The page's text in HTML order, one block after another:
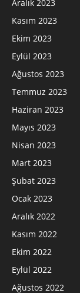
Aralık 2023
Kasım 2023
Ekim 2023
Eylül 2023
Ağustos 2023
Temmuz 2023
Haziran 2023
Mayıs 2023
Nisan 2023
Mart 2023
Şubat 2023
Ocak 2023
Aralık 2022
Kasım 2022
Ekim 2022
Eylül 2022
Ağustos 2022